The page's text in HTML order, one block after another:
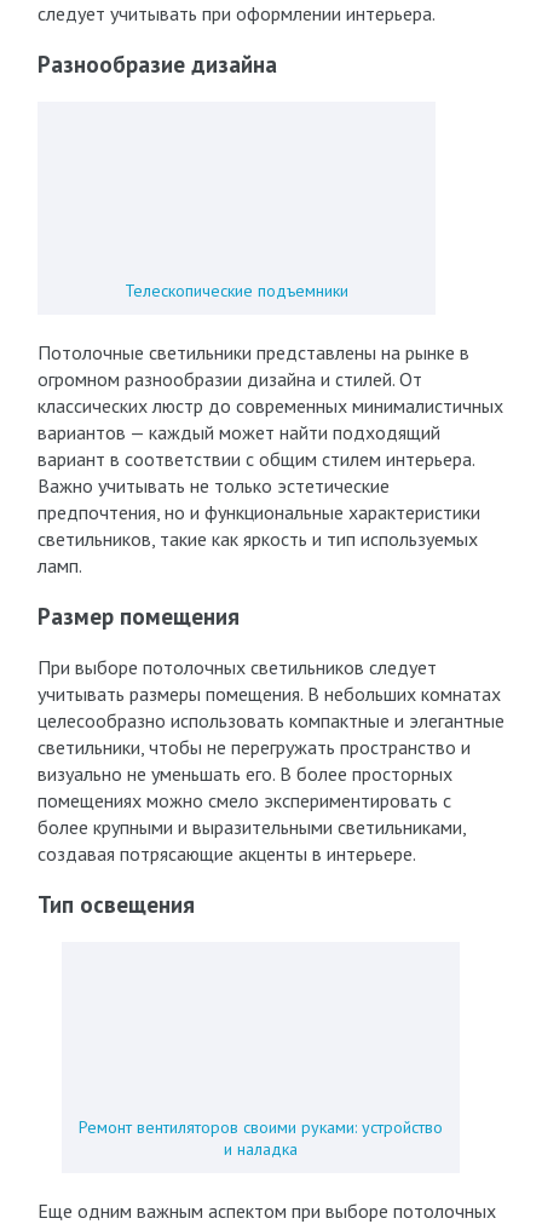
следует учитывать при оформлении интерьера.
Разнообразие дизайна
Телескопические подъемники
Потолочные светильники представлены на рынке в
огромном разнообразии дизайна и стилей. От
классических люстр до современных минималистичных
вариантов — каждый может найти подходящий
вариант в соответствии с общим стилем интерьера.
Важно учитывать не только эстетические
предпочтения, но и функциональные характеристики
светильников, такие как яркость и тип используемых
ламп.
Размер помещения
При выборе потолочных светильников следует
учитывать размеры помещения. В небольших комнатах
целесообразно использовать компактные и элегантные
светильники, чтобы не перегружать пространство и
визуально не уменьшать его. В более просторных
помещениях можно смело экспериментировать с
более крупными и выразительными светильниками,
создавая потрясающие акценты в интерьере.
Тип освещения
Ремонт вентиляторов своими руками: устройство
и наладка
Еще одним важным аспектом при выборе потолочных